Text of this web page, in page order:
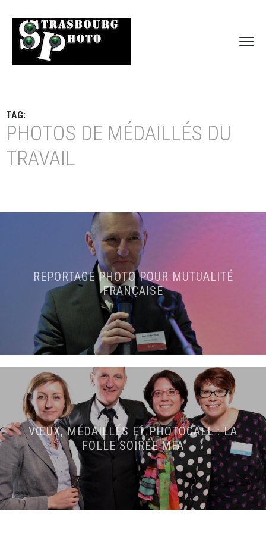
TAG:
PHOTOS DE MÉDAILLÉS DU
TRAVAIL
REPORTAGE PHOTO POUR MUTUALITÉ
FRANÇAISE
VŒUX, MÉDAILLÉS ET PHOTOCALL : LA
FOLLE SOIRÉE MFA